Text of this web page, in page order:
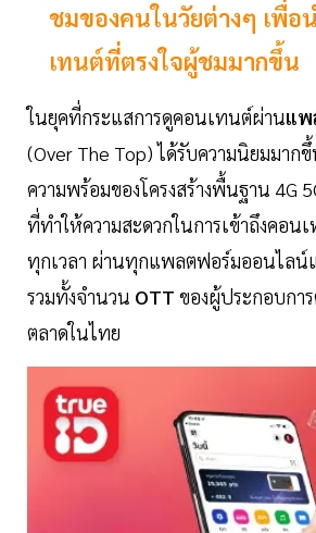
ชมของคนในวัยต่างๆ เพื่อ
เทนต์ที่ตรงใจผู้ชมมากขึ้น
ในยุคที่กระแสการดูคอนเทนต์ผ่านแพ
(Over The Top) ได้รับความนิยมมาก
ความพร้อมของโครงสร้างพื้นฐาน 4G
ที่ทำให้ความสะดวกในการเข้าถึงคอ
ทุกเวลา ผ่านทุกแพลตฟอร์มออนไล
รวมทั้งจำนวน OTT ของผู้ประกอบกา
ตลาดในไทย